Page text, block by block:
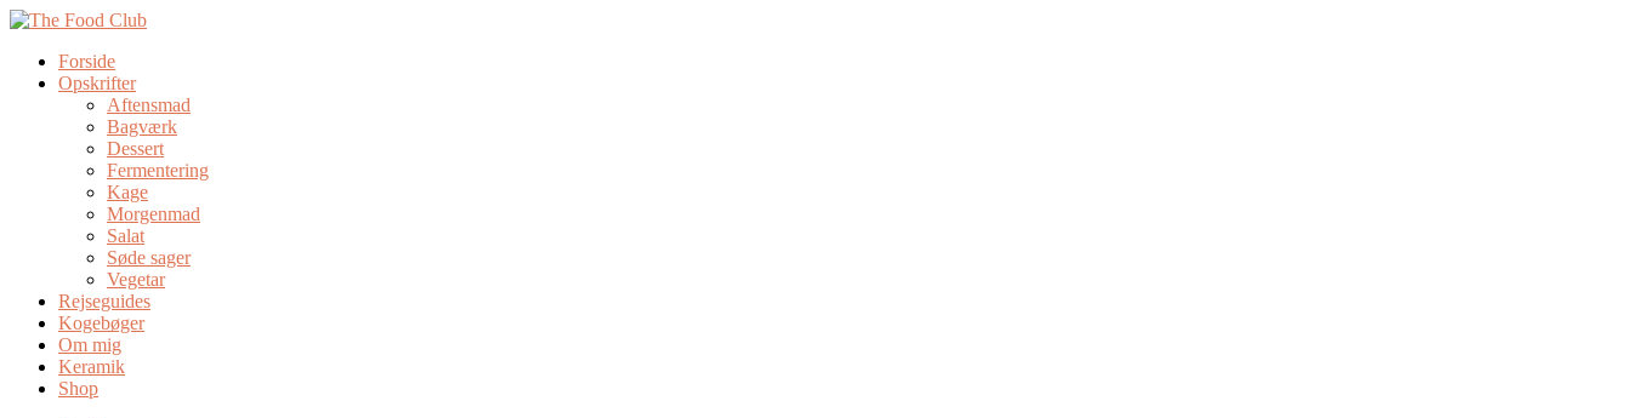
Forside
Opskrifter
Aftensmad
Bagværk
Dessert
Fermentering
Kage
Morgenmad
Salat
Søde sager
Vegetar
Rejseguides
Kogebøger
Om mig
Keramik
Shop